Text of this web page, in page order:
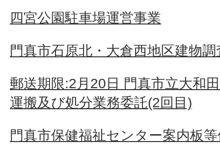
四宮公園駐車場運営事業
門真市石原北・大倉西地区建物
郵送期限:2月20日 門真市立大和
運搬及び処分業務委託(2回目)
門真市保健福祉センター案内板